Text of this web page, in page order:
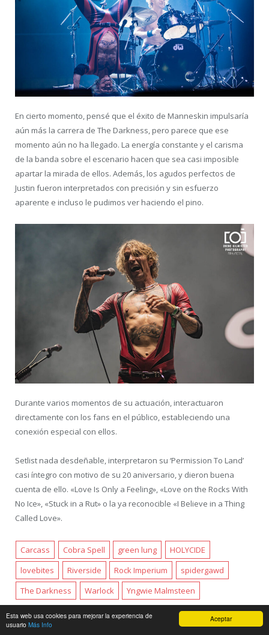
Aceptar
Esta web usa cookies para mejorar la experiencia de
usuario Más Info
En cierto momento, pensé que el éxito de Manneskin impulsaría
aún más la carrera de The Darkness, pero parece que ese
momento aún no ha llegado. La energía constante y el carisma
de la banda sobre el escenario hacen que sea casi imposible
apartar la mirada de ellos. Además, los agudos perfectos de
Justin fueron interpretados con precisión y sin esfuerzo
aparente e incluso le pudimos ver haciendo el pino.
Durante varios momentos de su actuación, interactuaron
directamente con los fans en el público, estableciendo una
conexión especial con ellos.
Setlist nada desdeñable, interpretaron su ‘Permission To Land’
casi íntegro con motivo de su 20 aniversario, y dieron buena
cuenta de ello. «Love Is Only a Feeling», «Love on the Rocks With
No Ice», «Stuck in a Rut» o la ya reconocible «I Believe in a Thing
Called Love».
Carcass Cobra Spell green lung
HOLYCIDE
lovebites
Riverside Rock Imperium
spidergawd
The Darkness
Warlock Yngwie Malmsteen